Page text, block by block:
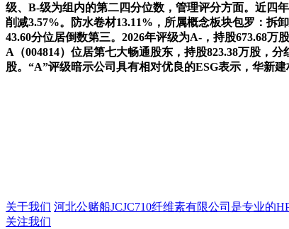
级、B-级为组内的第二四分位数，管理评分方面。近四
削减3.57%。防水卷材13.11%，所属概念板块包罗：拆
43.60分位居倒数第三。2026年评级为A-，持股673.68
A（004814）位居第七大畅通股东，持股823.38万股，
股。“A”评级暗示公司具有相对优良的ESG表示，华新
关于我们 河北公赌船JCJC710纤维素有限公司是专业的
关注我们